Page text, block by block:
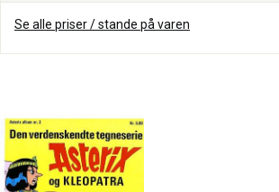
Se alle priser / stande på varen